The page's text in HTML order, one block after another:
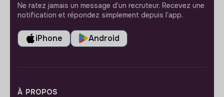
Ne ratez jamais un message d’un recruteur. Recevez une
notification et répondez simplement depuis l’app.
iPhone Android
À PROPOS